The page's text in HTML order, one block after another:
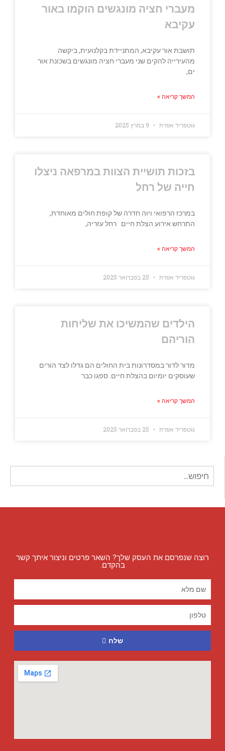
מעברי חציה מונגשים הוקמו באור
עקיבא
תושבת אור עקיבא, המתניידת בקלנועית, ביקשה
מהעירייה להקים שני מעברי חציה מונגשים בשכונת אור
ים,
המשך קריאה »
גוטפריד אפרת
בזכות תושיית הצוות במרפאה ניצלו
חייה של רחל
במרכז הרפואי ויוה חדרה של קופת חולים מאוחדת,
התרחש אירוע הצלת חיים רחל עזריה,
המשך קריאה »
גוטפריד אפרת
הילדים שהמשיכו את שליחות
הוריהם
מדור לדור במסדרונות בית החולים הם גדלו לצד הורים
שעוסקים יומיום בהצלת חיים. ספגו כבר
המשך קריאה »
גוטפריד אפרת
חיפוש
עבור:
רוצה שנפרסם את העסק שלך? השאר פרטים וניצור איתך קשר
בהקדם.
שלח